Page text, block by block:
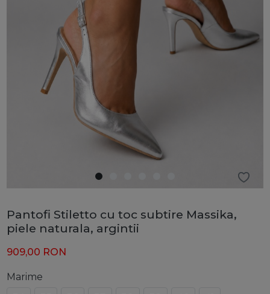
Pantofi Stiletto cu toc subtire Massika,
piele naturala, argintii
909,00 RON
Marime